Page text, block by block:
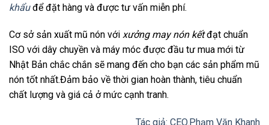
khẩuđể đặt hàng và được tư vấn miễn phí.
Cơ sở sản xuất mũ nón với xưởng may nón kếtđạt chuẩn
ISO với dây chuyền và máy móc được đầu tư mua mới từ
Nhật Bản chắc chắn sẽ mang đến cho bạn các sản phẩm mũ
nón tốt nhất.Đảm bảo về thời gian hoàn thành, tiêu chuẩn
chất lượng và giá cả ở mức cạnh tranh.
Tác giả: CEO.Phạm Văn Khanh